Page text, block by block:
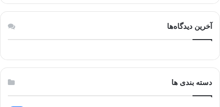
آخرین دیدگاه‌ها
دسته بندی ها